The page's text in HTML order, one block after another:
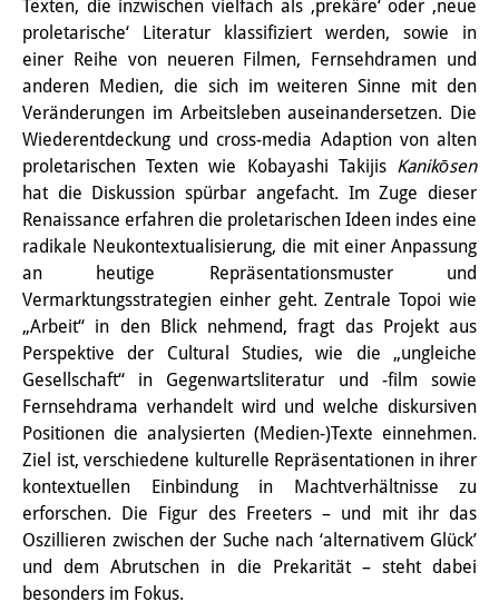
Japan transregional
Knowledge Lab:
Wissensproduktion und
Wissensinfrastrukturen
Individuelle Projekte
Abgeschlossene Forschung
Events
Veranstaltungsübersicht
DIJ Forum
DIJ Study Group
Thematische Vortragsreihen
Symposien und Konferenzen
Workshops
Texten, die inzwischen vielfach als ‚prekäre‘ oder ‚neue
proletarische‘ Literatur klassifiziert werden, sowie in
einer Reihe von neueren Filmen, Fernsehdramen und
anderen Medien, die sich im weiteren Sinne mit den
Veränderungen im Arbeitsleben auseinandersetzen. Die
Wiederentdeckung und cross-media Adaption von alten
proletarischen Texten wie Kobayashi Takijis Kanikōsen
hat die Diskussion spürbar angefacht. Im Zuge dieser
Renaissance erfahren die proletarischen Ideen indes eine
radikale Neukontextualisierung, die mit einer Anpassung
an heutige Repräsentationsmuster und
Vermarktungsstrategien einher geht. Zentrale Topoi wie
„Arbeit“ in den Blick nehmend, fragt das Projekt aus
Perspektive der Cultural Studies, wie die „ungleiche
Gesellschaft“ in Gegenwartsliteratur und -film sowie
Fernsehdrama verhandelt wird und welche diskursiven
Positionen die analysierten (Medien-)Texte einnehmen.
Ziel ist, verschiedene kulturelle Repräsentationen in ihrer
kontextuellen Einbindung in Machtverhältnisse zu
erforschen. Die Figur des Freeters – und mit ihr das
Oszillieren zwischen der Suche nach ‘alternativem Glück’
und dem Abrutschen in die Prekarität – steht dabei
besonders im Fokus.